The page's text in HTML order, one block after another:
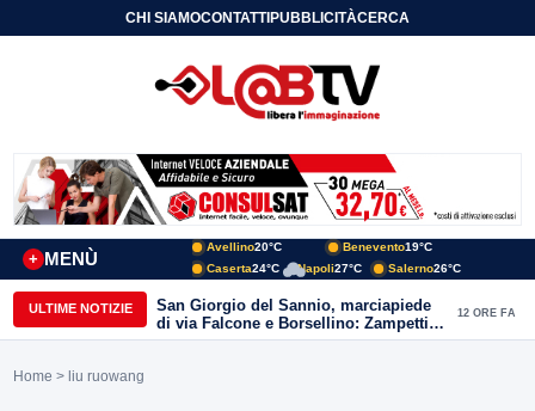
CHI SIAMOCONTATTIPUBBLICITÀCERCA
MENÙ
+
Avellino20°C Benevento19°C
Caserta24°C Napoli27°C Salerno26°C
ULTIME NOTIZIE
San Giorgio del Sannio, marciapiede
di via Falcone e Borsellino: Zampetti e
Lombardi replicano alle polemiche
12 ORE FA
Home > liu ruowang